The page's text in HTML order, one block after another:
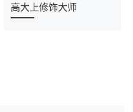
高大上修饰大师